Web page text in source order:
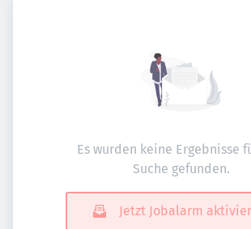
Es wurden keine Ergebnisse
Suche gefunden.
Jetzt Jobalarm